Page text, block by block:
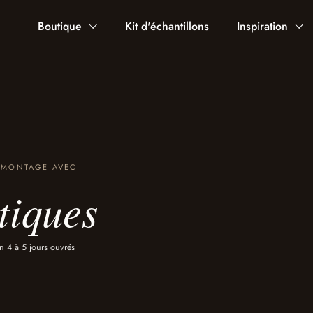
Boutique Kit d'échantillons Inspiration
AVEC
4 à 5 jours ouvrés